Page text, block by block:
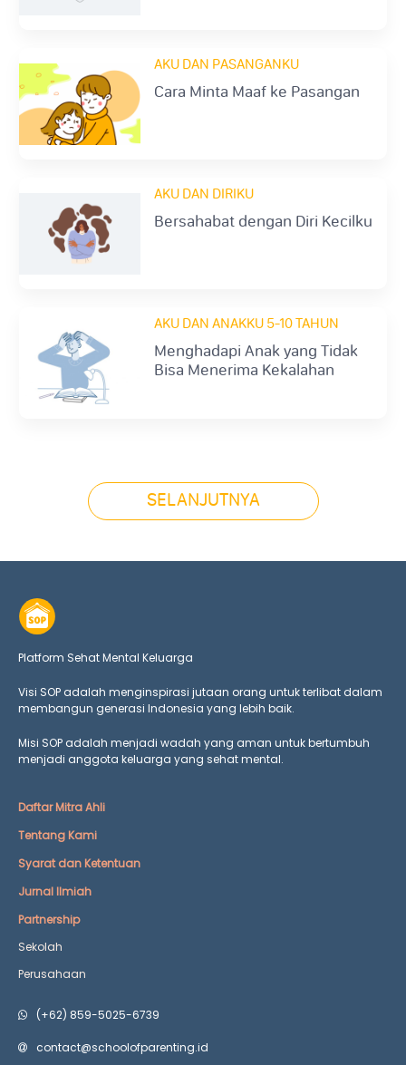
AKU DAN PASANGANKU
Cara Minta Maaf ke Pasangan
AKU DAN DIRIKU
Bersahabat dengan Diri Kecilku
AKU DAN ANAKKU 5-10 TAHUN
Menghadapi Anak yang Tidak
Bisa Menerima Kekalahan
SELANJUTNYA
Platform Sehat Mental Keluarga
Visi SOP adalah menginspirasi jutaan orang untuk terlibat dalam
membangun generasi Indonesia yang lebih baik.
Misi SOP adalah menjadi wadah yang aman untuk bertumbuh
menjadi anggota keluarga yang sehat mental.
Daftar Mitra Ahli
Tentang Kami
Syarat dan Ketentuan
Jurnal Ilmiah
Partnership
Sekolah
Perusahaan
(+62) 859-5025-6739
contact@schoolofparenting.id